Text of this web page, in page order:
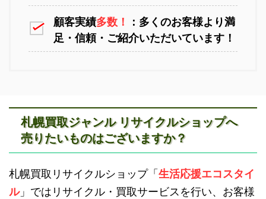
新十津川不用品回収
顧客実績多数！
：多くのお客様より満
足・信頼・ご紹介いただいています！
札幌買取ジャンル リサイクルショップへ
売りたいものはございますか？
札幌買取リサイクルショップ「 生活応援エコスタイ
ル」ではリサイクル・買取サービスを行い、お客様